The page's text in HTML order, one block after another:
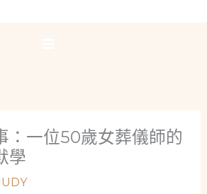
：一位50歲女葬儀師的
學